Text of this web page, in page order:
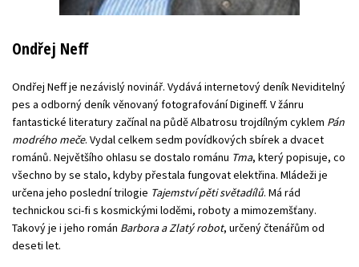
Ondřej Neff
Ondřej Neff je nezávislý novinář. Vydává internetový deník Neviditelný
pes a odborný deník věnovaný fotografování Digineff. V žánru
fantastické literatury začínal na půdě Albatrosu trojdílným cyklem Pán
modrého meče. Vydal celkem sedm povídkových sbírek a dvacet
románů. Největšího ohlasu se dostalo románu Tma, který popisuje, co
všechno by se stalo, kdyby přestala fungovat elektřina. Mládeži je
určena jeho poslední trilogie Tajemství pěti světadílů. Má rád
technickou sci-fi s kosmickými loděmi, roboty a mimozemšťany.
Takový je i jeho román Barbora a Zlatý robot, určený čtenářům od
deseti let.